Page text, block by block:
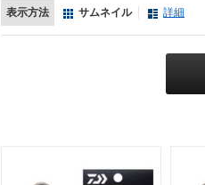
表示方法 サムネイル 詳細